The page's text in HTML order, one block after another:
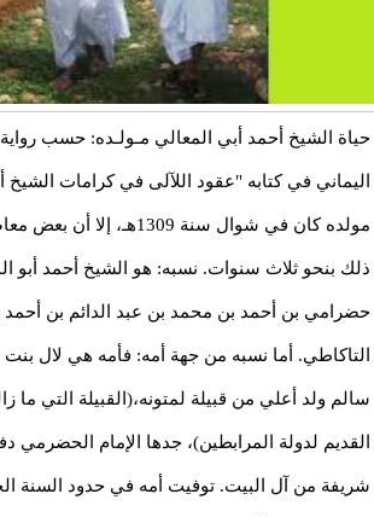
حياة الشيخ أحمد أبي المعالي مـولـده: حسب
اليماني في كتابه "عقود اللآلى في كرامات الشيخ
مولده كان في شوال سنة
ذلك بنحو ثلاث سنوات. نسبه: هو الشيخ أحمد أبو
حضرامي بن أحمد بن محمد بن عبد الدائم بن أحمد
التاكاطي. أما نسبه من جهة أمه: فأمه هي لال بنت
سالم ولد أعلي من قبيلة لمتونه،(القبيلة التي ما
القديم لدولة المرابطين)، جدها الإمام الحضرمي
شريفة من آل البيت. توفيت أمه في حدود السنة